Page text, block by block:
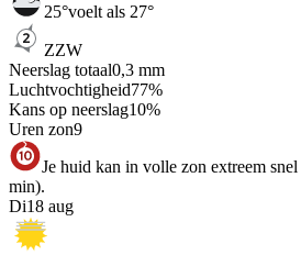
25°voelt als 27°
ZZW
Neerslag totaal0,3 mm
Luchtvochtigheid77%
Kans op neerslag10%
Uren zon9
Je huid kan in volle zon extreem
min).
Di18 aug